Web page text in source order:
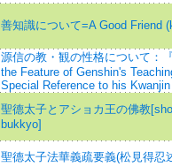
善知識について=A Good Friend
源信の教・観の性格について：
the Feature of Genshin's
Special Reference to his
聖德太子とアショカ王の佛教
bukkyo]
聖德太子法華義疏要義(松見得忍